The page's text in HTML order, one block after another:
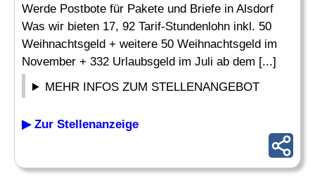
Werde Postbote für Pakete und Briefe in Alsdorf
Was wir bieten 17, 92 Tarif-Stundenlohn inkl. 50
Weihnachtsgeld + weitere 50 Weihnachtsgeld im
November + 332 Urlaubsgeld im Juli ab dem [...]
MEHR INFOS ZUM STELLENANGEBOT
▶ Zur Stellenanzeige